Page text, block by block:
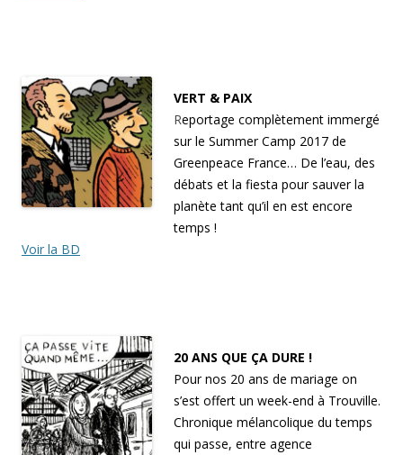
VERT & PAIX
Reportage complètement immergé
sur le Summer Camp 2017 de
Greenpeace France… De l’eau, des
débats et la fiesta pour sauver la
planète tant qu’il en est encore
temps !
Voir la BD
20 ANS QUE ÇA DURE !
Pour nos 20 ans de mariage on
s’est offert un week-end à Trouville.
Chronique mélancolique du temps
qui passe, entre agence